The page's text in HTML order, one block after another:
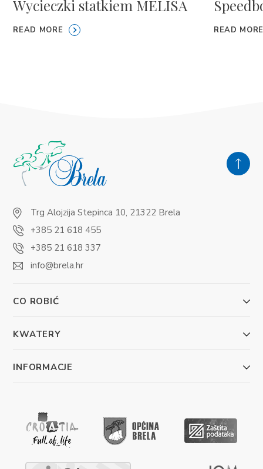
Wycieczki statkiem MELISA
READ MORE READ MORE
Trg Alojzija Stepinca 10, 21322 Brela
+385 21 618 455
+385 21 618 337
info@brela.hr
CO ROBIĆ
KWATERY
INFORMACJE